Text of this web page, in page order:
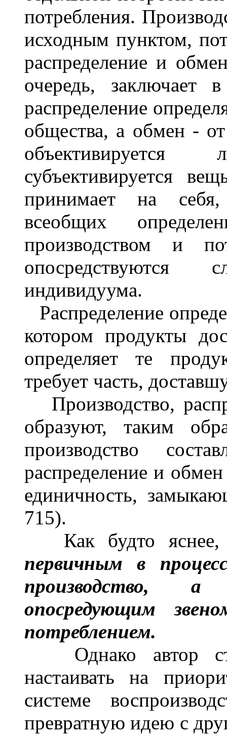
потребления.
исходным пунктом,
распределение и
очередь, заключает
распределение
общества, а обмен -
субъективируется
принимает на
всеобщих
производством и
опосредствуются
индивидуума.
Распределение
котором продукты
определяет те
требует часть,
Производство,
образуют, таким
производство
распределение и
единичность,
715).
Как будто яснее,
первичным в
производство, а
опосредующим
потреблением.
Однако автор
настаивать на
системе
превратную идею с